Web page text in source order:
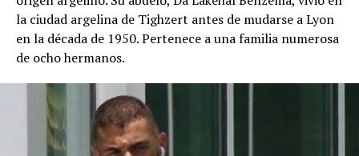
la ciudad argelina de Tighzert antes de mudarse a Lyon
en la década de 1950. Pertenece a una familia numerosa
de ocho hermanos.